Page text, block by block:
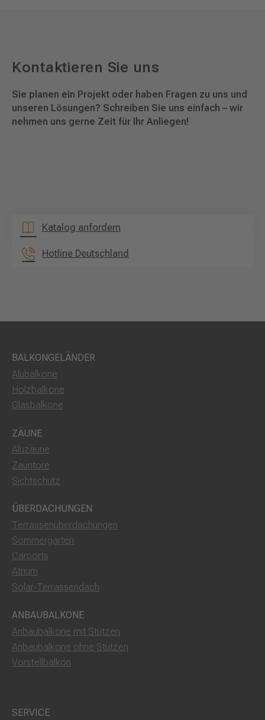
Kontaktieren Sie uns
Sie planen ein Projekt oder haben Fragen zu uns und
unseren Lösungen? Schreiben Sie uns einfach – wir
nehmen uns gerne Zeit für Ihr Anliegen!
Katalog anfordern
Hotline Deutschland
BALKONGELÄNDER
Alubalkone
Holzbalkone
Glasbalkone
ZÄUNE
Aluzäune
Zauntore
Sichtschutz
ÜBERDACHUNGEN
Terrassenüberdachungen
Sommergarten
Carports
Atrium
Solar-Terrassendach
ANBAUBALKONE
Anbaubalkone mit Stützen
Anbaubalkone ohne Stützen
Vorstellbalkon
SERVICE